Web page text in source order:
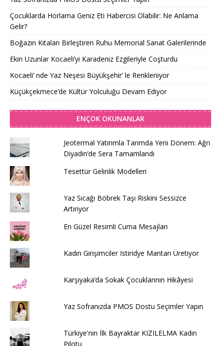
Çocuklarda Horlama Geniz Eti Habercisi Olabilir: Ne Anlama
Gelir?
Boğazın Kıtaları Birleştiren Ruhu Memorial Sanat Galerilerinde
Ekin Uzunlar Kocaeli’yi Karadeniz Ezgileriyle Coşturdu
Kocaeli’ nde Yaz Neşesi Büyükşehir’ le Renkleniyor
Küçükçekmece’de Kültür Yolculuğu Devam Ediyor
ENÇOK OKUNANLAR
Jeotermal Yatırımla Tarımda Yeni Dönem: Ağrı
Diyadin’de Sera Tamamlandı
Tesettür Gelinlik Modelleri
Yaz Sıcağı Böbrek Taşı Riskini Sessizce
Artırıyor
En Güzel Resimli Cuma Mesajları
Kadın Girişimciler Istiridye Mantarı Üretiyor
Karşıyaka’da Sokak Çocuklarının Hikâyesi
Yaz Sofranızda PMOS Dostu Seçimler Yapın
Türkiye'nin İlk Bayraktar KIZILELMA Kadın
Pilotu